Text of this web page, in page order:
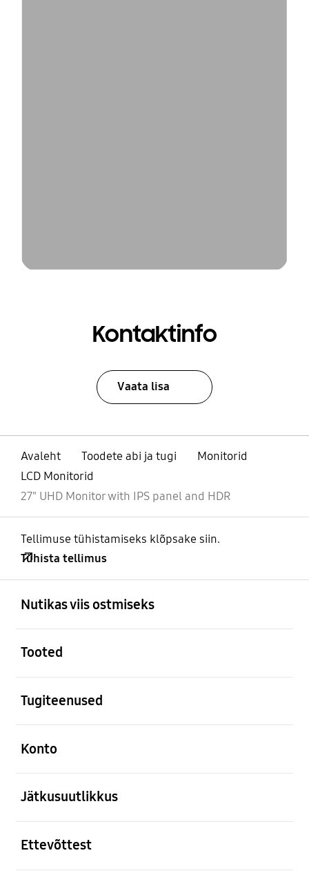
Kontaktinfo
Vaata lisa
Avaleht Toodete abi ja tugi
Monitorid
LCD Monitorid
27" UHD Monitor with IPS panel and HDR
Tellimuse tühistamiseks klõpsake siin.
Tühista tellimus
Nutikas viis ostmiseks
Tooted
Tugiteenused
Konto
Jätkusuutlikkus
Ettevõttest